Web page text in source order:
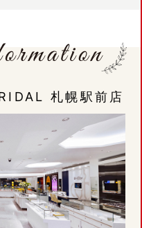
札幌駅前店